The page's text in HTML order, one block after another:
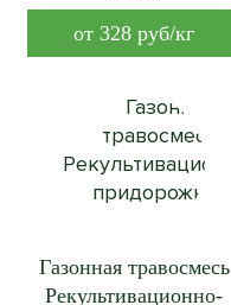
от 328 руб/кг
Газонная травосмесь
Рекультивационно-